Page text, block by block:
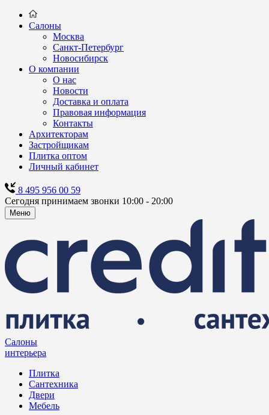
Салоны
Москва
Санкт-Петербург
Новосибирск
О компании
О нас
Новости
Доставка и оплата
Правовая информация
Контакты
Архитекторам
Застройщикам
Плитка оптом
Личный кабинет
8 495 956 00 59
Сегодня принимаем звонки 10:00 - 20:00
Меню
Салоны
интерьера
Плитка
Сантехника
Двери
Мебель